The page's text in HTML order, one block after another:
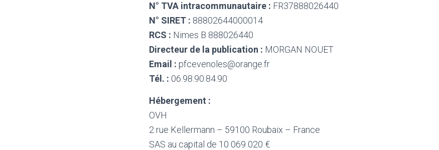
N° TVA intracommunautaire : FR37888026440
N° SIRET : 88802644000014
RCS : Nimes B 888026440
Directeur de la publication : MORGAN NOUET
Email : pfcevenoles@orange.fr
Tél. : 06.98.90.84.90
Hébergement :
OVH
2 rue Kellermann – 59100 Roubaix – France
SAS au capital de 10 069 020 €